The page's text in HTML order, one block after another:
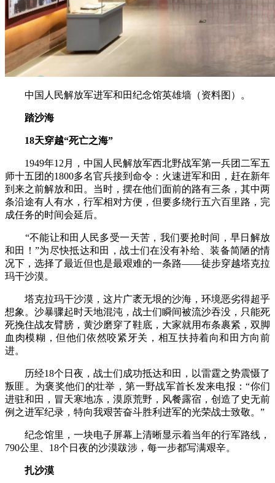
中国人民解放军进军和田纪念馆英雄墙（资料图）。
踏沙海
18天穿越“死亡之海”
1949年12月，中国人民解放军西北野战军第一兵团二军五
师十五团的1800多名官兵接到命令：火速进军和田，赶在新年
到来之前解放和田。当时，摆在他们面前的路有三条，其中两
条沿途有人有水，行军相对方便，但要多绕行五六百里路，完
成任务的时间会延后。
“不能让和田人民多受一天苦，我们要抢时间，早日解放
和田！”为尽快抵达和田，战士们在没有补给、装备简陋的情
况下，选择了最近但也是最艰难的一条路——徒步穿越塔克拉
玛干沙漠。
塔克拉玛干沙漠，这片广袤无垠的沙海，环境恶劣得超乎
想象。沙暴骤起时天地混沌，战士们瞬间被流沙吞没，只能死
死挽住战友臂膀，黄沙磨穿了鞋底，大家就用布条裹紧，双脚
血肉模糊，但他们依然咬紧牙关，相互扶持着向和田方向前
进。
历经18个日夜，战士们成功抵达和田，以雷霆之势震慑了
叛匪。为褒奖他们的壮举，第一野战军首长发来电报：“你们
进驻和田，冒天寒地冻，漠原荒野，风餐露宿，创造了史无前
例之进军纪录，特向我艰苦奋斗胜利进军的光荣战士致敬。”
纪念馆里，一块电子屏幕上清晰显示着当年的行军路线，
790公里、18个日夜的沙漠跋涉，每一步都写满艰辛。
扎沙漠